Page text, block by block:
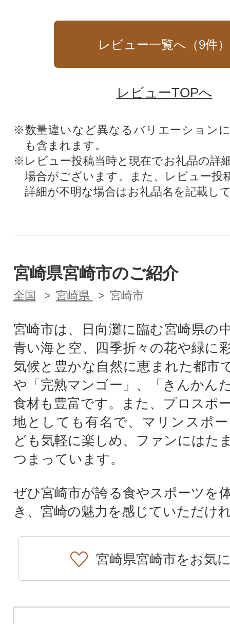
レビュー一覧へ（9件）
レビューTOPへ
※数量違いなど異なるバリエーション
も含まれます。
※レビュー投稿当時と現在でお礼品の詳
場合がございます。また、レビュー投
詳細が不明な場合はお礼品名を記載し
宮崎県宮崎市のご紹介
全国 宮崎県 宮崎市
宮崎市は、日向灘に臨む宮崎県の
青い海と空、四季折々の花や緑に
気候と豊かな自然に恵まれた都市
や「完熟マンゴー」、「きんかん
食材も豊富です。また、プロスポ
地としても有名で、マリンスポ
ども気軽に楽しめ、ファンにはた
つまっています。
ぜひ宮崎市が誇る食やスポーツを
き、宮崎の魅力を感じていただけ
宮崎県宮崎市をお気